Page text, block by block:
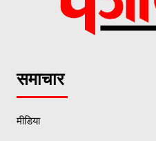
समाचार
मीडिया